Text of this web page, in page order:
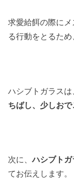
求愛給餌の際に
る行動をとるため
ハシブトガラスは
ちばし、少しお
次に、ハシブト
てお伝えします。